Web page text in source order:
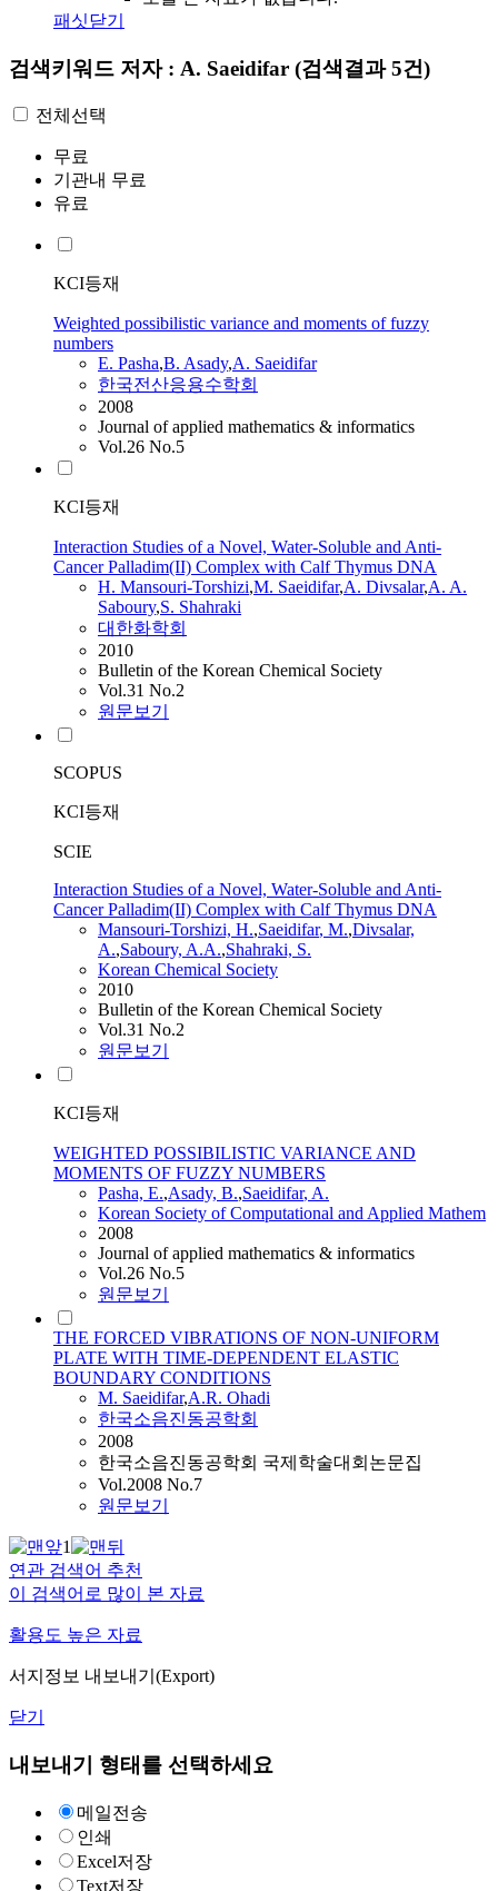
패싯닫기
검색키워드 저자 : A. Saeidifar (검색결과 5건)
전체선택
무료
기관내 무료
유료
KCI등재
Weighted possibilistic variance and moments of fuzzy
numbers
E. Pasha,B. Asady,A. Saeidifar
한국전산응용수학회
2008
Journal of applied mathematics & informatics
Vol.26 No.5
KCI등재
Interaction Studies of a Novel, Water-Soluble and Anti-
Cancer Palladim(II) Complex with Calf Thymus DNA
H. Mansouri-Torshizi,M. Saeidifar,A. Divsalar,A. A.
Saboury,S. Shahraki
대한화학회
2010
Bulletin of the Korean Chemical Society
Vol.31 No.2
원문보기
SCOPUS
KCI등재
SCIE
Interaction Studies of a Novel, Water-Soluble and Anti-
Cancer Palladim(II) Complex with Calf Thymus DNA
Mansouri-Torshizi, H.,Saeidifar, M.,Divsalar,
A.,Saboury, A.A.,Shahraki, S.
Korean Chemical Society
2010
Bulletin of the Korean Chemical Society
Vol.31 No.2
원문보기
KCI등재
WEIGHTED POSSIBILISTIC VARIANCE AND
MOMENTS OF FUZZY NUMBERS
Pasha, E.,Asady, B.,Saeidifar, A.
Korean Society of Computational and Applied Mathem
2008
Journal of applied mathematics & informatics
Vol.26 No.5
원문보기
THE FORCED VIBRATIONS OF NON-UNIFORM
PLATE WITH TIME-DEPENDENT ELASTIC
BOUNDARY CONDITIONS
M. Saeidifar,A.R. Ohadi
한국소음진동공학회
2008
한국소음진동공학회 국제학술대회논문집
Vol.2008 No.7
원문보기
1
연관 검색어 추천
이 검색어로 많이 본 자료
활용도 높은 자료
서지정보 내보내기(Export)
닫기
내보내기 형태를 선택하세요
메일전송
인쇄
Excel저장
Text저장